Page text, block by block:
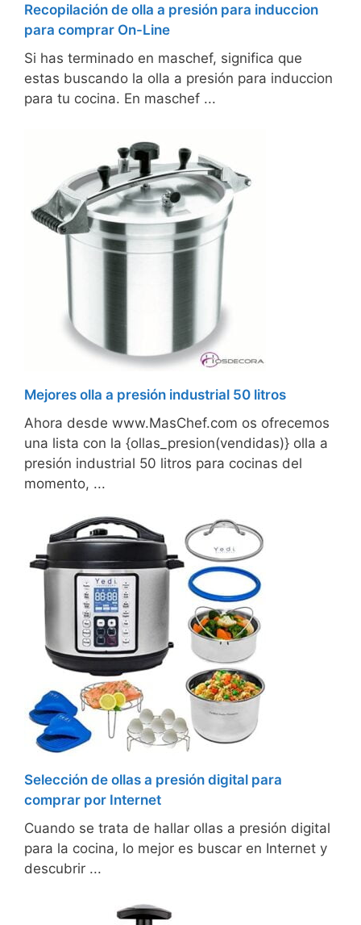
Recopilación de olla a presión para induccion
para comprar On-Line
Si has terminado en maschef, significa que
estas buscando la olla a presión para induccion
para tu cocina. En maschef ...
Mejores olla a presión industrial 50 litros
Ahora desde www.MasChef.com os ofrecemos
una lista con la {ollas_presion(vendidas)} olla a
presión industrial 50 litros para cocinas del
momento, ...
Selección de ollas a presión digital para
comprar por Internet
Cuando se trata de hallar ollas a presión digital
para la cocina, lo mejor es buscar en Internet y
descubrir ...